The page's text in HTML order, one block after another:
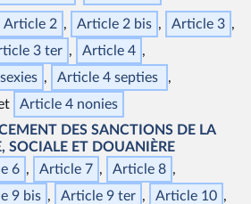
Article 2 Article 2 bis
Article 3
3 ter
Article 4
sexies Article 4 septies
Article 4 nonies
DES SANCTIONS DE LA
SOCIALE ET DOUANIÈRE
6 Article 7
Article 8
9 bis Article 9 ter
Article 10